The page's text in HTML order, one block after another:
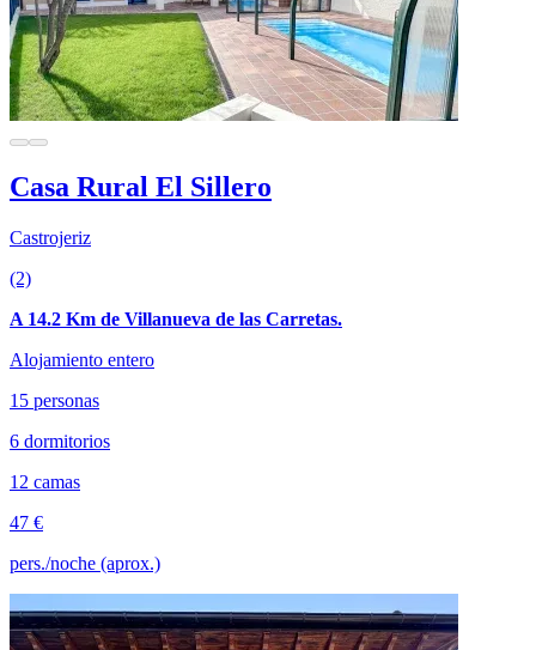
Casa Rural El Sillero
Castrojeriz
(2)
A 14.2 Km de Villanueva de las Carretas.
Alojamiento entero
15 personas
6 dormitorios
12 camas
47 €
pers./noche (aprox.)